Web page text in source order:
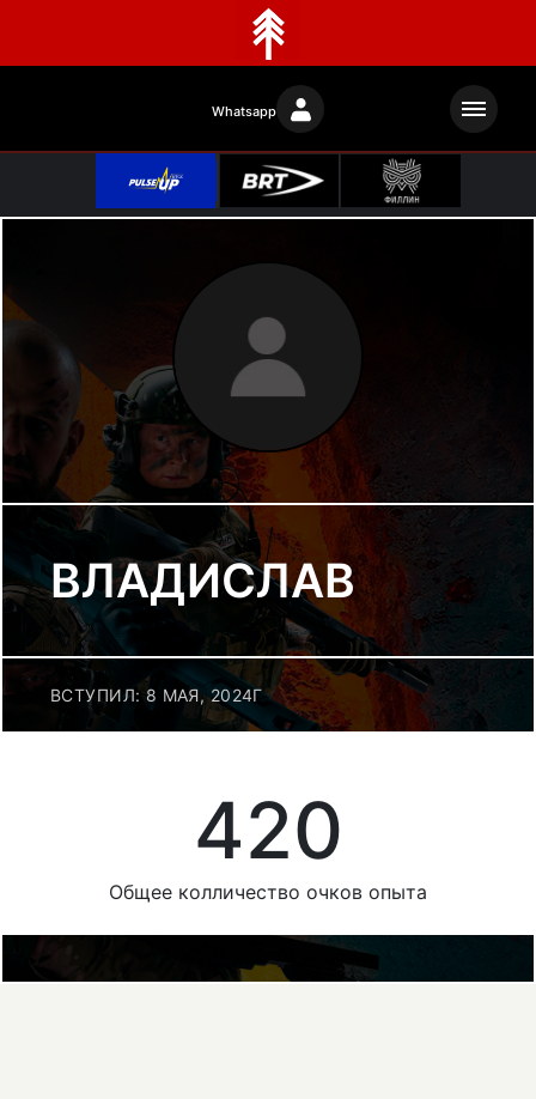
Whatsapp
ВЛАДИСЛАВ
ВСТУПИЛ: 8 МАЯ, 2024Г
420
Общее колличество очков опыта